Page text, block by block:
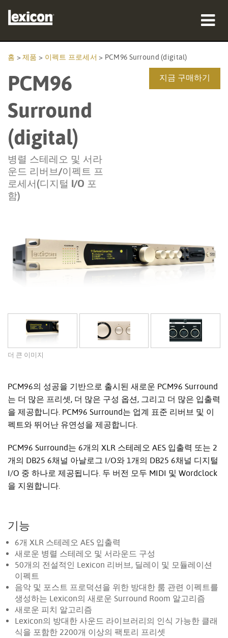
구매처
교육
지원
홈 >제품 > 이펙트 프로세서 > PCM96 Surround (digital)
PCM96
Surround
(digital)
병렬 스테레오 및 서라
운드 리버브/이펙트 프
로세서(디지털 I/O 포
함)
지금 구매하기
더 큰 이미지
PCM96의 성공을 기반으로 출시된 새로운 PCM96 Surround
는 더 많은 프리셋, 더 많은 구성 옵션, 그리고 더 많은 입출력
을 제공합니다. PCM96 Surround는 업계 표준 리버브 및 이
펙트와 뛰어난 유연성을 제공합니다.
PCM96 Surround는 6개의 XLR 스테레오 AES 입출력 또는 2
개의 DB25 6채널 아날로그 I/O와 1개의 DB25 6채널 디지털
I/O 중 하나로 제공됩니다. 두 버전 모두 MIDI 및 Wordclock
을 지원합니다.
기능
6개 XLR 스테레오 AES 입출력
새로운 병렬 스테레오 및 서라운드 구성
50개의 전설적인 Lexicon 리버브, 딜레이 및 모듈레이션
이펙트
음악 및 포스트 프로덕션을 위한 방대한 룸 관련 이펙트를
생성하는 Lexicon의 새로운 Surround Room 알고리즘
새로운 피치 알고리즘
Lexicon의 방대한 사운드 라이브러리의 인식 가능한 클래
식을 포함한 2200개 이상의 팩토리 프리셋